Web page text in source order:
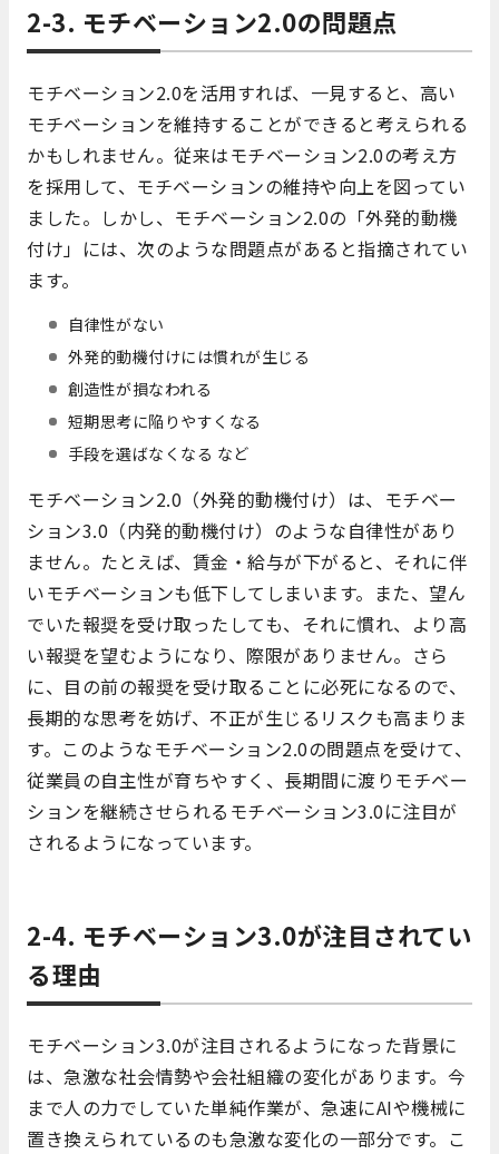
2-3. モチベーション2.0の問題点
モチベーション2.0を活用すれば、一見すると、高い
モチベーションを維持することができると考えられる
かもしれません。従来はモチベーション2.0の考え方
を採用して、モチベーションの維持や向上を図ってい
ました。しかし、モチベーション2.0の「外発的動機
付け」には、次のような問題点があると指摘されてい
ます。
自律性がない
外発的動機付けには慣れが生じる
創造性が損なわれる
短期思考に陥りやすくなる
手段を選ばなくなる など
モチベーション2.0（外発的動機付け）は、モチベー
ション3.0（内発的動機付け）のような自律性があり
ません。たとえば、賃金・給与が下がると、それに伴
いモチベーションも低下してしまいます。また、望ん
でいた報奨を受け取ったしても、それに慣れ、より高
い報奨を望むようになり、際限がありません。さら
に、目の前の報奨を受け取ることに必死になるので、
長期的な思考を妨げ、不正が生じるリスクも高まりま
す。このようなモチベーション2.0の問題点を受けて、
従業員の自主性が育ちやすく、長期間に渡りモチベー
ションを継続させられるモチベーション3.0に注目が
されるようになっています。
2-4. モチベーション3.0が注目されてい
る理由
モチベーション3.0が注目されるようになった背景に
は、急激な社会情勢や会社組織の変化があります。今
まで人の力でしていた単純作業が、急速にAIや機械に
置き換えられているのも急激な変化の一部分です。こ